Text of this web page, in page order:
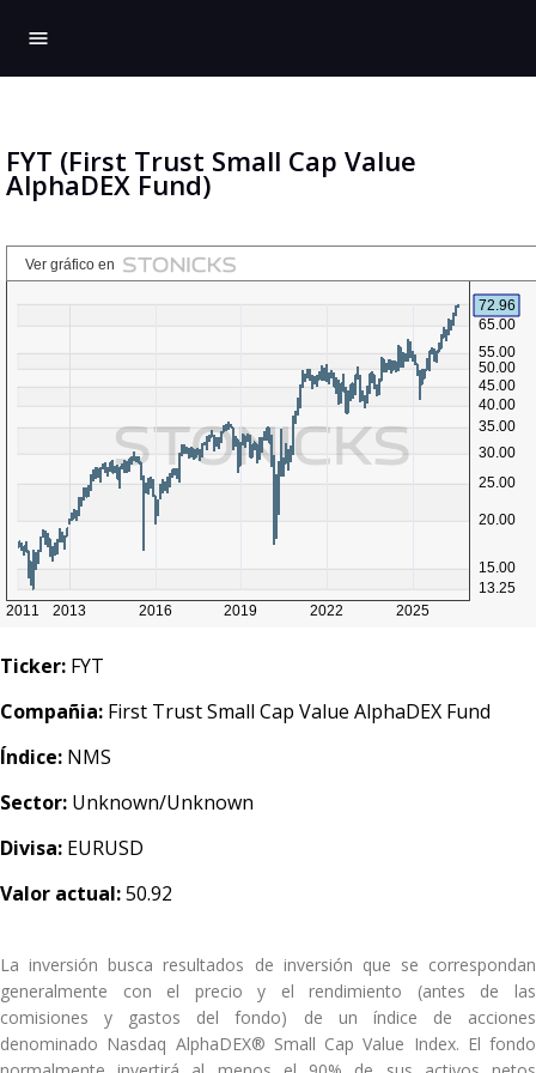
menu
FYT (First Trust Small Cap Value
AlphaDEX Fund)
Ticker: FYT
Compañia: First Trust Small Cap Value AlphaDEX Fund
Índice: NMS
Sector: Unknown/Unknown
Divisa: EURUSD
Valor actual:50.92
La inversión busca resultados de inversión que se correspondan
generalmente con el precio y el rendimiento (antes de las
comisiones y gastos del fondo) de un índice de acciones
denominado Nasdaq AlphaDEX® Small Cap Value Index. El fondo